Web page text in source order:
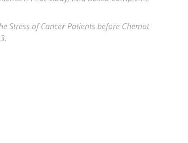
Stress of Cancer Patients before Chemot